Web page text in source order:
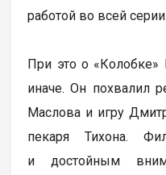
работой во всей серии.
При это о «Колобке»
иначе. Он похвалил
Маслова и игру
пекаря Тихона.
и достойным